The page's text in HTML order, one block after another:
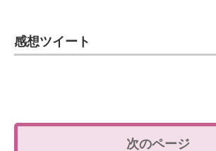
感想ツイート